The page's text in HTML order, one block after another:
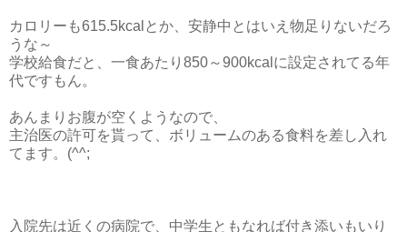
カロリーも615.5kcalとか、安静中とはいえ物足りないだろ
うな～
学校給食だと、一食あたり850～900kcalに設定されてる年
代ですもん。
あんまりお腹が空くようなので、
主治医の許可を貰って、ボリュームのある食料を差し入れ
てます。(^^;
入院先は近くの病院で、中学生ともなれば付き添いもいり